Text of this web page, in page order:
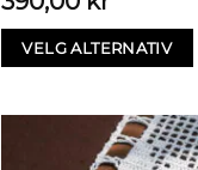
VELG ALTERNATIV